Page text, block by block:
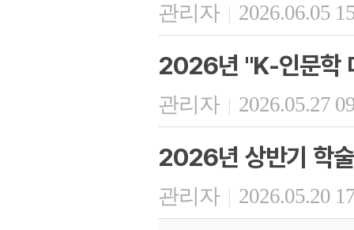
관리자 | 2026.06.05
2026년 "K-인문학
관리자 | 2026.05.27
2026년 상반기 학
관리자 | 2026.05.20